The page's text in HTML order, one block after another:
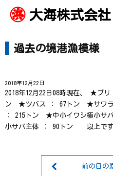
大海株式会社
過去の境港漁模様
2018年12月22日
2018年12月22日08時現在、 ★ブ
ン ★ツバス ： 67トン ★サワ
： 215トン ★中小イワシ極小サ
小サバ主体 ： 90トン 以上です
前の日の